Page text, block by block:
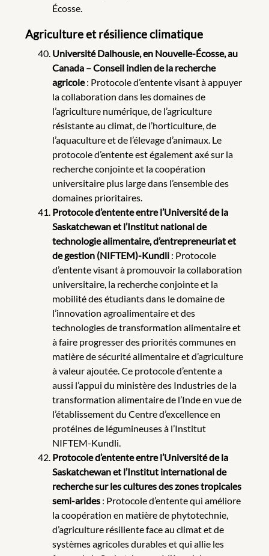
Écosse.
Agriculture et résilience climatique
Université Dalhousie, en Nouvelle-Écosse, au
Canada – Conseil indien de la recherche
agricole: Protocole d’entente visant à appuyer
la collaboration dans les domaines de
l’agriculture numérique, de l’agriculture
résistante au climat, de l’horticulture, de
l’aquaculture et de l’élevage d’animaux. Le
protocole d’entente est également axé sur la
recherche conjointe et la coopération
universitaire plus large dans l’ensemble des
domaines prioritaires.
Protocole d’entente entre l’Université de la
Saskatchewan et l’Institut national de
technologie alimentaire, d’entrepreneuriat et
de gestion (NIFTEM)-Kundli: Protocole
d’entente visant à promouvoir la collaboration
universitaire, la recherche conjointe et la
mobilité des étudiants dans le domaine de
l’innovation agroalimentaire et des
technologies de transformation alimentaire et
à faire progresser des priorités communes en
matière de sécurité alimentaire et d’agriculture
à valeur ajoutée. Ce protocole d’entente a
aussi l’appui du ministère des Industries de la
transformation alimentaire de l’Inde en vue de
l’établissement du Centre d’excellence en
protéines de légumineuses à l’Institut
NIFTEM-Kundli.
Protocole d’entente entre l’Université de la
Saskatchewan et l’Institut international de
recherche sur les cultures des zones tropicales
semi-arides: Protocole d’entente qui améliore
la coopération en matière de phytotechnie,
d’agriculture résiliente face au climat et de
systèmes agricoles durables et qui allie les